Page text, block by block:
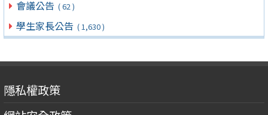
會議公告 ( 62 )
學生家長公告 ( 1,630 )
隱私權政策